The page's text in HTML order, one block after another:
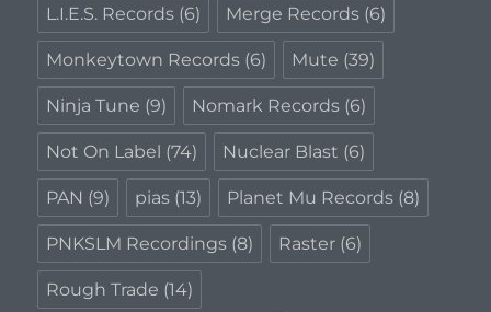
L.I.E.S. Records (6) Merge Records (6)
Monkeytown Records (6) Mute (39)
Ninja Tune (9) Nomark Records (6)
Not On Label (74) Nuclear Blast (6)
PAN (9) pias (13) Planet Mu Records (8)
PNKSLM Recordings (8) Raster (6)
Rough Trade (14)